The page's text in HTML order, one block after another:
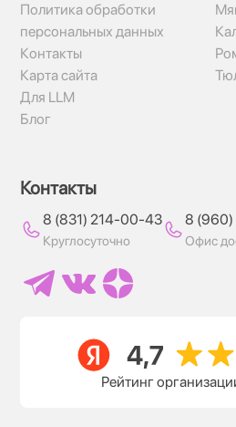
Политика обработки
персональных данных
Контакты
Карта сайта
Для LLM
Блог
Контакты
8 (831) 214-00-43
Круглосуточно
8
Офис
Рейтинг